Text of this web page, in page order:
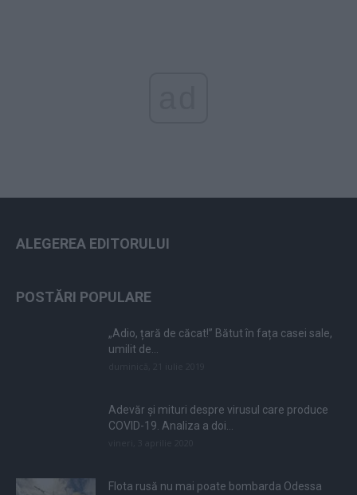
ALEGEREA EDITORULUI
POSTĂRI POPULARE
„Adio, țară de căcat!” Bătut în fața casei sale,
umilit de...
Adevăr și mituri despre virusul care produce
COVID-19. Analiza a doi...
Flota rusă nu mai poate bombarda Odessa